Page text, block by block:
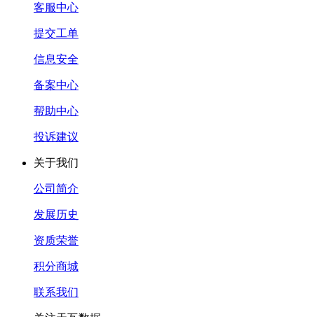
客服中心
提交工单
信息安全
备案中心
帮助中心
投诉建议
关于我们
公司简介
发展历史
资质荣誉
积分商城
联系我们